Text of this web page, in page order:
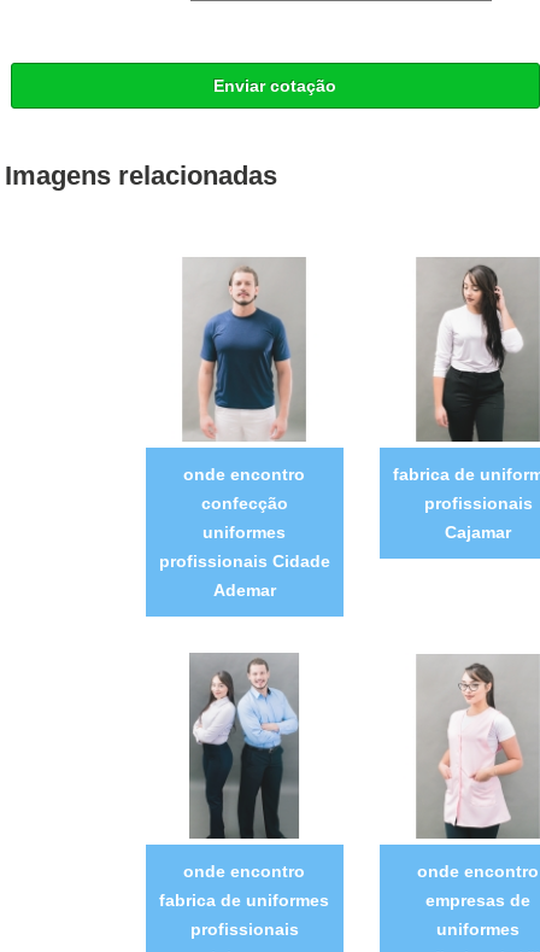
Enviar cotação
Imagens relacionadas
onde encontro
confecção
uniformes
profissionais Cidade
Ademar
fabrica de
profissionais
Cajamar
onde encontro
fabrica de uniformes
profissionais
onde encontro
empresas de
uniformes